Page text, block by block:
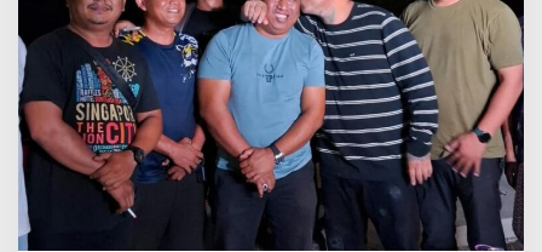
B
e
s
a
r
!
K
t
u